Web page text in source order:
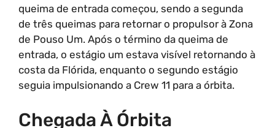
queima de entrada começou, sendo a segunda
de três queimas para retornar o propulsor à Zona
de Pouso Um. Após o término da queima de
entrada, o estágio um estava visível retornando à
costa da Flórida, enquanto o segundo estágio
seguia impulsionando a Crew 11 para a órbita.
Chegada À Órbita